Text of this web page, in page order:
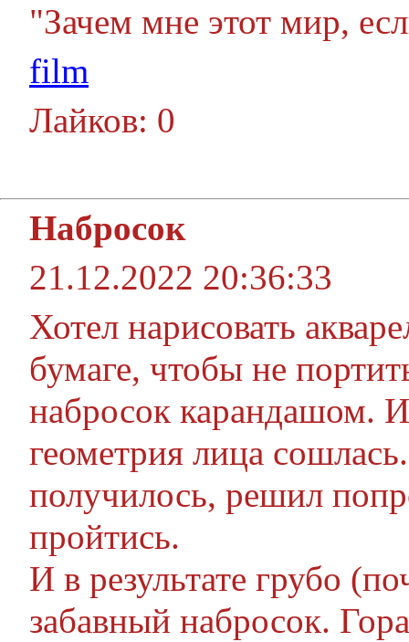
"Зачем мне этот мир,
film
Лайков: 0
Набросок
21.12.2022 20:36:33
Хотел нарисовать
бумаге, чтобы не
набросок карандашом.
геометрия лица
получилось, решил
пройтись.
И в результате грубо
забавный набросок.